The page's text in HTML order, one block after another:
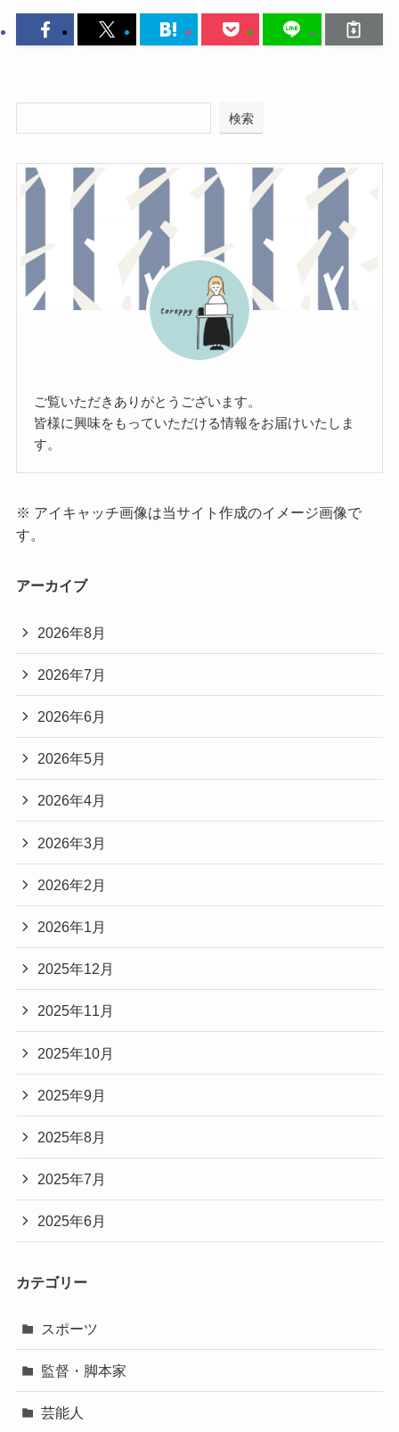
検索
ご覧いただきありがとうございます。
皆様に興味をもっていただける情報をお届けいたしま
す。
※ アイキャッチ画像は当サイト作成のイメージ画像で
す。
アーカイブ
2026年8月
2026年7月
2026年6月
2026年5月
2026年4月
2026年3月
2026年2月
2026年1月
2025年12月
2025年11月
2025年10月
2025年9月
2025年8月
2025年7月
2025年6月
カテゴリー
スポーツ
監督・脚本家
芸能人